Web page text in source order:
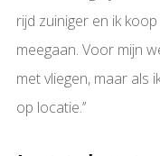
rijd zuiniger en ik
meegaan. Voor mijn
met vliegen, maar als
op locatie.’’